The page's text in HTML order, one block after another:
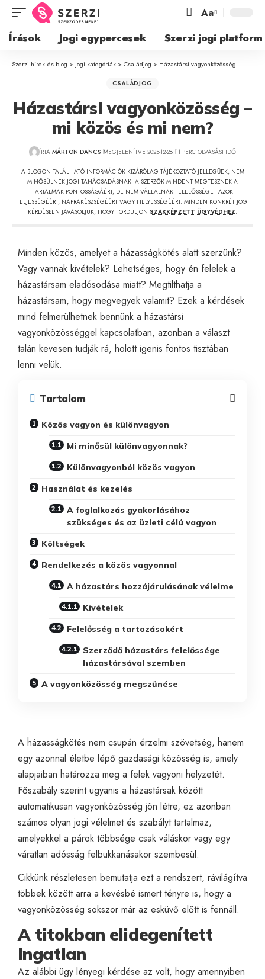
Aa
Írások Jogi egypercesek Szerzi jogi platform
Szerzi hírek és blog > Jogi kategóriák >Családjog > Házastársi vagyonközösség – mi közös és mi nem?
CSALÁDJOG
Házastársi vagyonközösség –
mi közös és mi nem?
ÍRTA:MÁRTON DANCS MEGJELENÍTVE 2025-12-28 11 PERC OLVASÁSI IDŐ
A BLOGON TALÁLHATÓ INFORMÁCIÓK KIZÁRÓLAG TÁJÉKOZTATÓ JELLEGŰEK, NEM
MINŐSÜLNEK JOGI TANÁCSADÁSNAK. A SZERZŐK MINDENT MEGTESZNEK A
TARTALMAK PONTOSSÁGÁÉRT, DE NEM VÁLLALNAK FELELŐSSÉGET AZOK
TELJESSÉGÉÉRT, NAPRAKÉSZSÉGÉÉRT VAGY HELYESSÉGÉÉRT. MINDEN KONKRÉT JOGI
KÉRDÉSBEN JAVASOLJUK, HOGY FORDULJON SZAKKÉPZETT ÜGYVÉDHEZ.
Minden közös, amelyet a házasságkötés alatt szerzünk?
Vagy vannak kivételek? Lehetséges, hogy én felelek a
házastársam eladósodása miatt? Megtilthatja a
házastársam, hogy megvegyek valamit? Ezek a kérdések
mind felmerülhetnek bennünk a házastársi
vagyonközösséggel kapcsolatban, azonban a választ
talán kevesen tudják rá, holott igenis fontos tisztában
lenni velük.
Tartalom
Közös vagyon és különvagyon
Mi minősül különvagyonnak?
Különvagyonból közös vagyon
Használat és kezelés
A foglalkozás gyakorlásához
szükséges és az üzleti célú vagyon
Költségek
Rendelkezés a közös vagyonnal
A házastárs hozzájárulásának vélelme
Kivételek
Felelősség a tartozásokért
Szerződő házastárs felelőssége
házastársával szemben
A vagyonközösség megszűnése
A házasságkötés nem csupán érzelmi szövetség, hanem
egy azonnal életbe lépő gazdasági közösség is, amely
alapjaiban határozza meg a felek vagyoni helyzetét.
Főszabály szerint ugyanis a házastársak között
automatikusan vagyonközösség jön létre, ez azonban
számos olyan jogi vélelmet és szabályt tartalmaz,
amelyekkel a párok többsége csak váláskor vagy egy
váratlan adósság felbukkanásakor szembesül.
Cikkünk részletesen bemutatja ezt a rendszert, rávilágítva
többek között arra a kevésbé ismert tényre is, hogy a
vagyonközösség sokszor már az esküvő előtt is fennáll.
A titokban elidegenített
ingatlan
Az alábbi ügy lényegi kérdése az volt, hogy amennyiben